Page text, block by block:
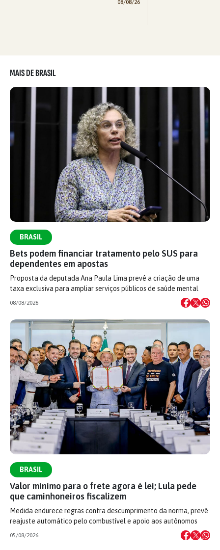
08/08/26
MAIS DE BRASIL
BRASIL
Bets podem financiar tratamento pelo SUS para
dependentes em apostas
Proposta da deputada Ana Paula Lima prevê a criação de uma
taxa exclusiva para ampliar serviços públicos de saúde mental
08/08/2026
BRASIL
Valor mínimo para o frete agora é lei; Lula pede
que caminhoneiros fiscalizem
Medida endurece regras contra descumprimento da norma, prevê
reajuste automático pelo combustível e apoio aos autônomos
05/08/2026